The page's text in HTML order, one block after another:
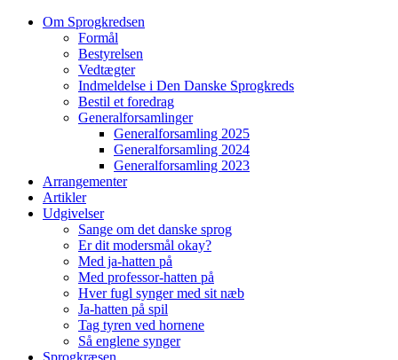
Om Sprogkredsen
Formål
Bestyrelsen
Vedtægter
Indmeldelse i Den Danske Sprogkreds
Bestil et foredrag
Generalforsamlinger
Generalforsamling 2025
Generalforsamling 2024
Generalforsamling 2023
Arrangementer
Artikler
Udgivelser
Sange om det danske sprog
Er dit modersmål okay?
Med ja-hatten på
Med professor-hatten på
Hver fugl synger med sit næb
Ja-hatten på spil
Tag tyren ved hornene
Så englene synger
Sprogkræsen